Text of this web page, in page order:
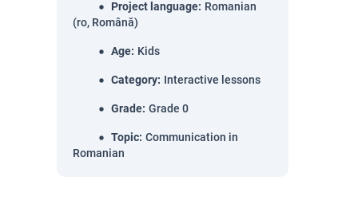
Project language: Romanian
(ro, Română)
Age: Kids
Category: Interactive lessons
Grade: Grade 0
Topic: Communication in
Romanian